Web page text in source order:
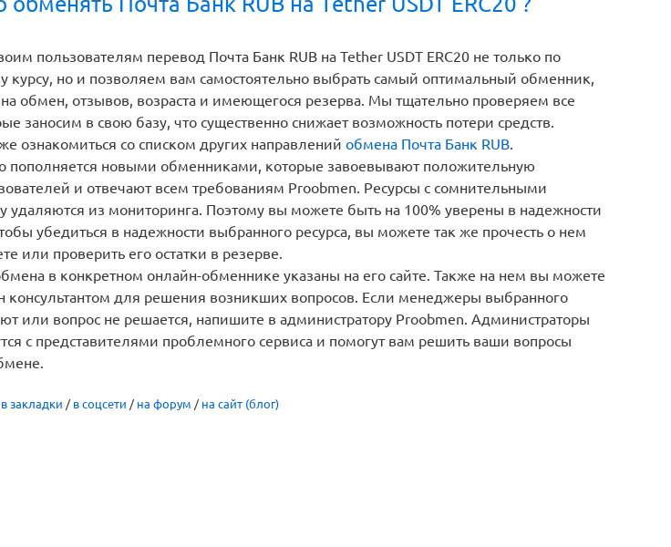
пользователям перевод Почта Банк RUB на Tether USDT ERC20 не только по
курсу, но и позволяем вам самостоятельно выбрать самый оптимальный обменник,
обмен, отзывов, возраста и имеющегося резерва. Мы тщательно проверяем все
заносим в свою базу, что существенно снижает возможность потери средств.
ознакомиться со списком других направленийобмена Почта Банк RUB.
пополняется новыми обменниками, которые завоевывают положительную
и отвечают всем требованиям Proobmen. Ресурсы с сомнительными
удаляются из мониторинга. Поэтому вы можете быть на 100% уверены в надежности
убедиться в надежности выбранного ресурса, вы можете так же прочесть о нем
или проверить его остатки в резерве.
в конкретном онлайн-обменнике указаны на его сайте. Также на нем вы можете
консультантом для решения возникших вопросов. Если менеджеры выбранного
или вопрос не решается, напишите в администратору Proobmen. Администраторы
с представителями проблемного сервиса и помогут вам решить ваши вопросы